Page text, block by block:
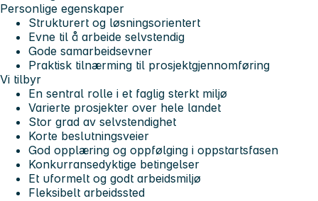
Personlige egenskaper
Strukturert og løsningsorientert
Evne til å arbeide selvstendig
Gode samarbeidsevner
Praktisk tilnærming til prosjektgjennomføring
Vi tilbyr
En sentral rolle i et faglig sterkt miljø
Varierte prosjekter over hele landet
Stor grad av selvstendighet
Korte beslutningsveier
God opplæring og oppfølging i oppstartsfasen
Konkurransedyktige betingelser
Et uformelt og godt arbeidsmiljø
Fleksibelt arbeidssted